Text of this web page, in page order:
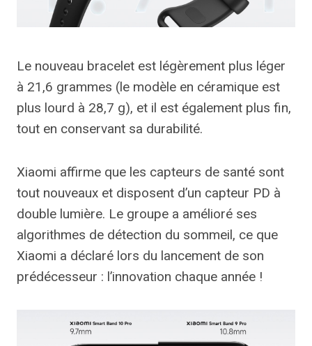
Le nouveau bracelet est légèrement plus léger
à 21,6 grammes (le modèle en céramique est
plus lourd à 28,7 g), et il est également plus fin,
tout en conservant sa durabilité.
Xiaomi affirme que les capteurs de santé sont
tout nouveaux et disposent d’un capteur PD à
double lumière. Le groupe a amélioré ses
algorithmes de détection du sommeil, ce que
Xiaomi a déclaré lors du lancement de son
prédécesseur : l’innovation chaque année !